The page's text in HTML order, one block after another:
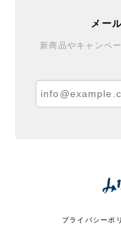
メー
新商品やキャンペ
プライバシーポ